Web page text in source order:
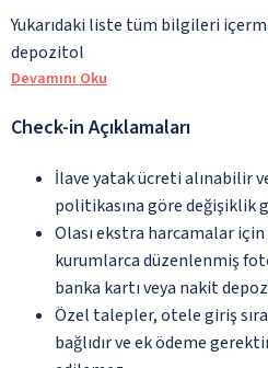
Yukarıdaki liste tüm bilgileri
depozitol
Devamını Oku
Check-in Açıklamaları
İlave yatak ücreti alınabilir
politikasına göre değişiklik
Olası ekstra harcamalar
kurumlarca düzenlenmiş
banka kartı veya nakit
Özel talepler, otele giriş
bağlıdır ve ek ödeme